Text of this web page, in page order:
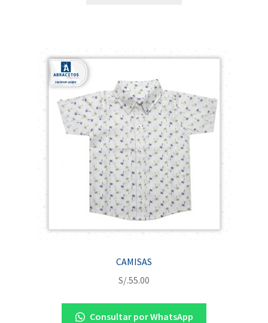
CAMISAS
S/.55.00
Consultar por WhatsApp